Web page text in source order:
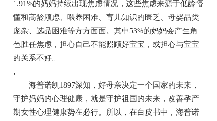
1.91%的妈妈持续出现焦虑情况，这些焦虑来源于低龄懵
懂和高龄顾虑、喂养困难、育儿知识的匮乏、母婴品类
庞杂、选品困难等方方面面。其中53%的妈妈会产生角
色胜任焦虑，担心自己不能照顾好宝宝，或担心与宝宝
的关系不好。 ,
,
海普诺凯1897深知，好母亲决定一个国家的未来，
守护妈妈的心理健康，就是守护祖国的未来，改善孕产
期女性心理健康势在必行。所以，在白皮书中，海普诺